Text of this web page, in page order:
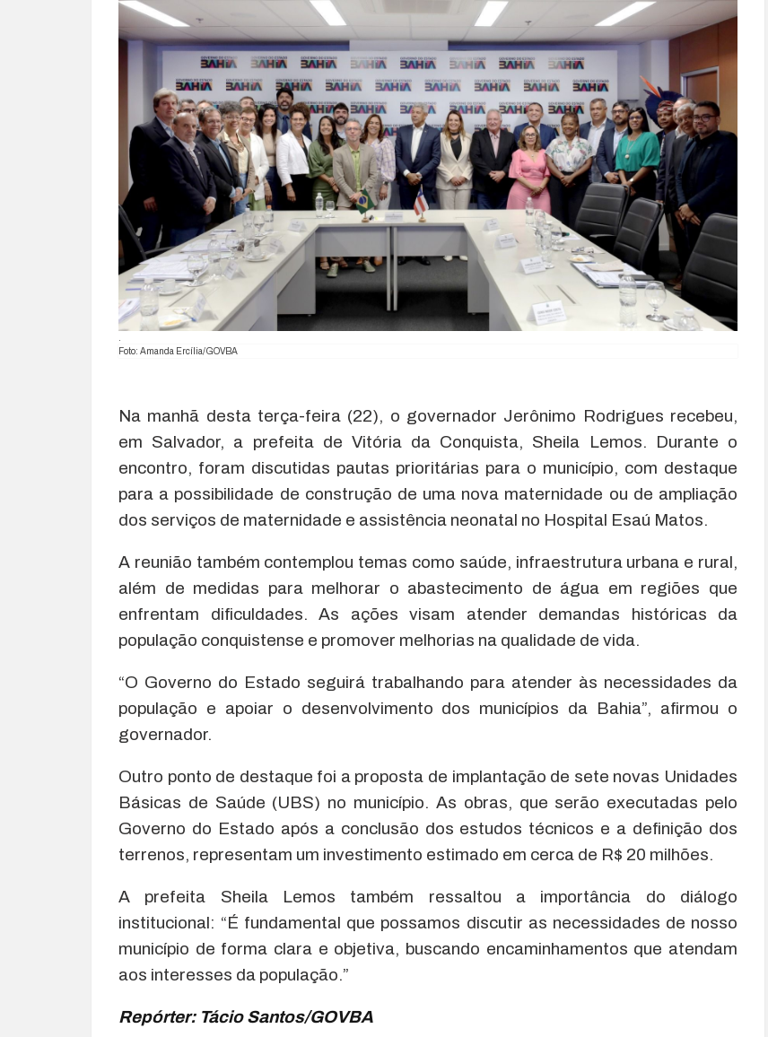
Foto: Amanda Ercília/GOVBA
Na manhã desta terça-feira (22), o governador Jerônimo Rodrigues recebeu,
em Salvador, a prefeita de Vitória da Conquista, Sheila Lemos. Durante o
encontro, foram discutidas pautas prioritárias para o município, com destaque
para a possibilidade de construção de uma nova maternidade ou de ampliação
dos serviços de maternidade e assistência neonatal no Hospital Esaú Matos.
A reunião também contemplou temas como saúde, infraestrutura urbana e rural,
além de medidas para melhorar o abastecimento de água em regiões que
enfrentam dificuldades. As ações visam atender demandas históricas da
população conquistense e promover melhorias na qualidade de vida.
“O Governo do Estado seguirá trabalhando para atender às necessidades da
população e apoiar o desenvolvimento dos municípios da Bahia”, afirmou o
governador.
Outro ponto de destaque foi a proposta de implantação de sete novas Unidades
Básicas de Saúde (UBS) no município. As obras, que serão executadas pelo
Governo do Estado após a conclusão dos estudos técnicos e a definição dos
terrenos, representam um investimento estimado em cerca de R$ 20 milhões.
A prefeita Sheila Lemos também ressaltou a importância do diálogo
institucional: “É fundamental que possamos discutir as necessidades de nosso
município de forma clara e objetiva, buscando encaminhamentos que atendam
aos interesses da população.”
Repórter: Tácio Santos/GOVBA